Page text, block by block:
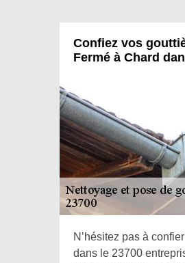
Confiez vos
Fermé à Chard
N’hésitez pas à
dans le 23700